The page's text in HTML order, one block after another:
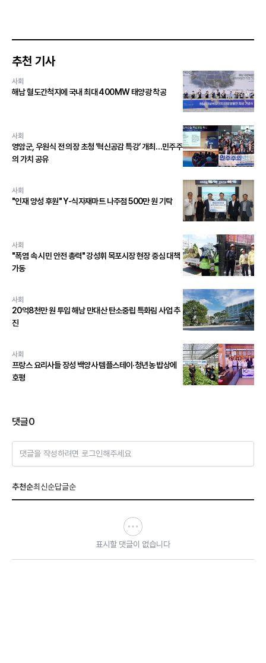
추천 기사
사회
해남 혈도간척지에 국내 최대 400MW 태양광 착공
사회
영암군, 우원식 전 의장 초청 ‘혁신공감 특강’ 개최…민주주
의 가치 공유
사회
"인재 양성 후원" Y-식자재마트 나주점 500만 원 기탁
사회
"폭염 속 시민 안전 총력" 강성휘 목포시장 현장 중심 대책
가동
사회
20억8천만 원 투입 해남 만대산 탄소중립 특화림 사업 추
진
사회
프랑스 요리사들 장성 백양사 템플스테이·청년농 밥상에
호평
댓글0
댓글을 작성하려면 로그인해주세요
추천순최신순답글순
표시할 댓글이 없습니다